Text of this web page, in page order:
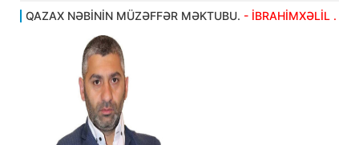
QAZAX NƏBİNİN MÜZƏFFƏR MƏKTUBU. - İBRAHİMXƏLİL .